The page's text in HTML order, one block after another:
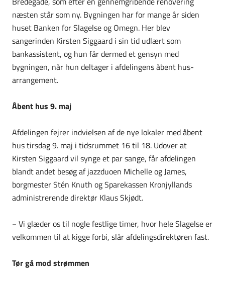
næsten står som ny. Bygningen har for mange år siden
huset Banken for Slagelse og Omegn. Her blev
sangerinden Kirsten Siggaard i sin tid udlært som
bankassistent, og hun får dermed et gensyn med
bygningen, når hun deltager i afdelingens åbent hus-
arrangement.
Åbent hus 9. maj
Afdelingen fejrer indvielsen af de nye lokaler med åbent
hus tirsdag 9. maj i tidsrummet 16 til 18. Udover at
Kirsten Siggaard vil synge et par sange, får afdelingen
blandt andet besøg af jazzduoen Michelle og James,
borgmester Stén Knuth og Sparekassen Kronjyllands
administrerende direktør Klaus Skjødt.
− Vi glæder os til nogle festlige timer, hvor hele Slagelse er
velkommen til at kigge forbi, slår afdelingsdirektøren fast.
Tør gå mod strømmen